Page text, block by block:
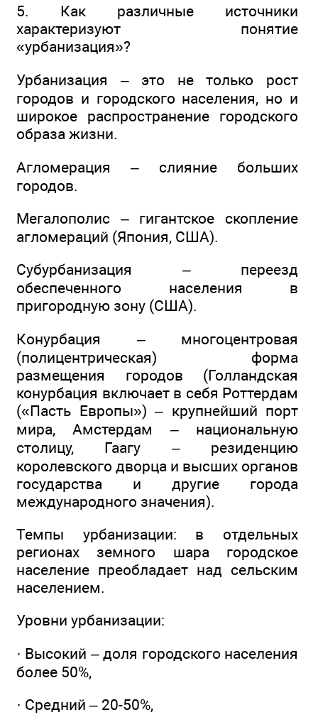
5. Как различные источники
характеризуют понятие
«урбанизация»?
Урбанизация – это не только рост
городов и городского населения, но и
широкое распространение городского
образа жизни.
Агломерация – слияние больших
городов.
Мегалополис – гигантское скопление
агломераций (Япония, США).
Субурбанизация – переезд
обеспеченного населения в
пригородную зону (США).
Конурбация – многоцентровая
(полицентрическая) форма
размещения городов (Голландская
конурбация включает в себя Роттердам
(«Пасть Европы») – крупнейший порт
мира, Амстердам – национальную
столицу, Гаагу – резиденцию
королевского дворца и высших органов
государства и другие города
международного значения).
Темпы урбанизации: в отдельных
регионах земного шара городское
население преобладает над сельским
населением.
Уровни урбанизации:
· Высокий – доля городского населения
более 50%,
· Средний – 20-50%,